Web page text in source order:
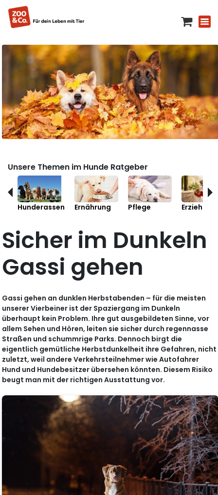
Unsere Themen im Hunde Ratgeber
Hunderassen Ernährung Pflege Erziehung
Sicher im Dunkeln
Gassi gehen
Gassi gehen an dunklen Herbstabenden – für die meisten
unserer Vierbeiner ist der Spaziergang im Dunkeln
überhaupt kein Problem. Ihre gut ausgebildeten Sinne, vor
allem Sehen und Hören, leiten sie sicher durch regennasse
Straßen und schummrige Parks. Dennoch birgt die
eigentlich gemütliche Herbstdunkelheit ihre Gefahren, nicht
zuletzt, weil andere Verkehrsteilnehmer wie Autofahrer
Hund und Hundebesitzer übersehen könnten. Diesem Risiko
beugt man mit der richtigen Ausstattung vor.